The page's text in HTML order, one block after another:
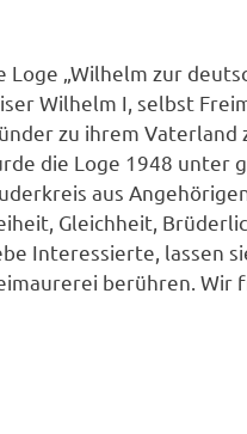
Loge „Wilhelm zur
Wilhelm I, selbst
zu ihrem Vaterland
die Loge 1948 unter
aus
Gleichheit,
Interessierte, lassen
berühren. Wir